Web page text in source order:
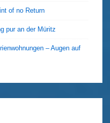
of no Return
pur an der Müritz
– Augen auf